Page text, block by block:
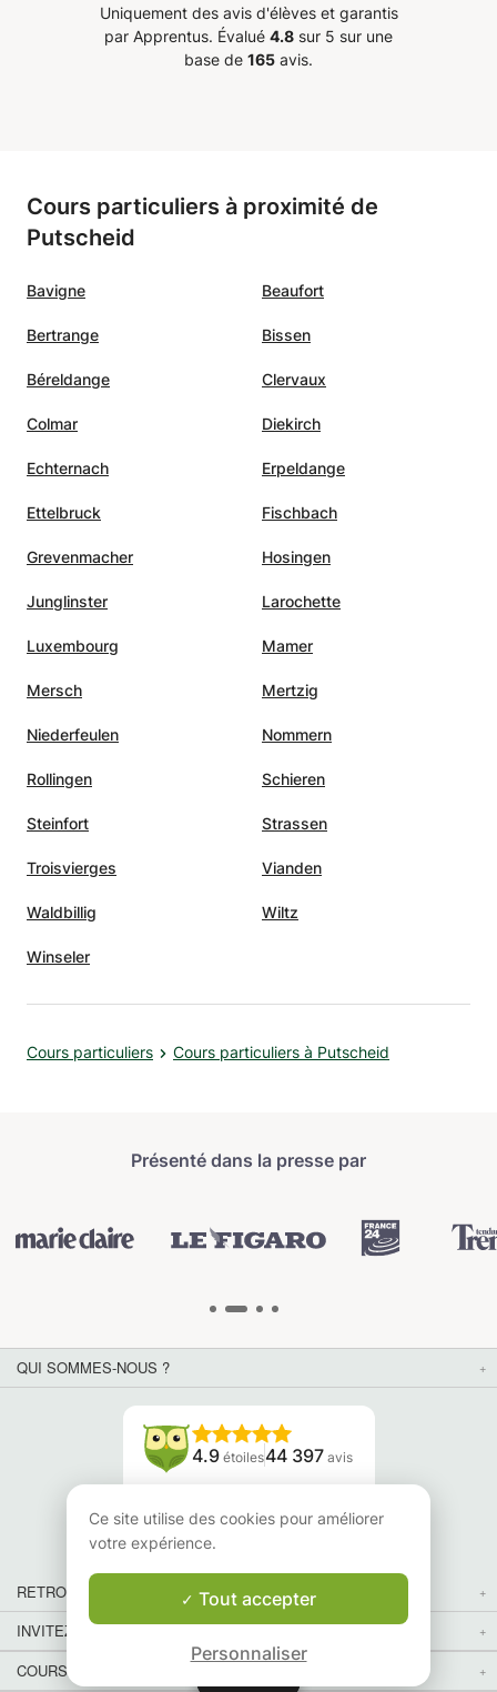
adaptés. Je recommande
vivement Joey. ”
Uniquement des avis d'élèves et garantis
par Apprentus. Évalué 4.8 sur 5 sur une
base de 165 avis.
Cours particuliers à proximité de
Putscheid
Bavigne Beaufort
Bertrange Bissen
Béreldange Clervaux
Colmar Diekirch
Echternach Erpeldange
Ettelbruck Fischbach
Grevenmacher Hosingen
Junglinster Larochette
Luxembourg Mamer
Mersch Mertzig
Niederfeulen Nommern
Rollingen Schieren
Steinfort Strassen
Troisvierges Vianden
Waldbillig Wiltz
Winseler
Cours particuliers Cours particuliers à Putscheid
Présenté dans la presse par
QUI SOMMES-NOUS ?
4.9 étoiles44 397 avis
Lisez nos avis
RETROUVEZ-NOUS
INVITEZ VOS AMIS
COURS PARTICULIERS DANS VOTRE PAYS :
Ce site utilise des cookies pour améliorer
votre expérience.
Tout accepter
Personnaliser